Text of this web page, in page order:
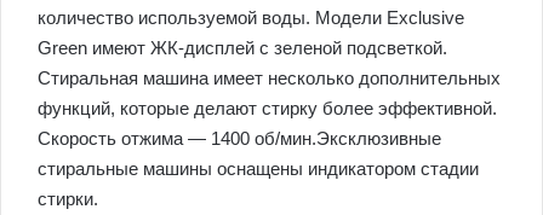
количество используемой воды. Модели Exclusive
Green имеют ЖК-дисплей с зеленой подсветкой.
Стиральная машина имеет несколько дополнительных
функций, которые делают стирку более эффективной.
Скорость отжима — 1400 об/мин.Эксклюзивные
стиральные машины оснащены индикатором стадии
стирки.